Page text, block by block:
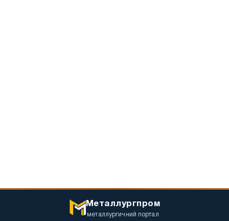
Металлургпром
металлургичний портал